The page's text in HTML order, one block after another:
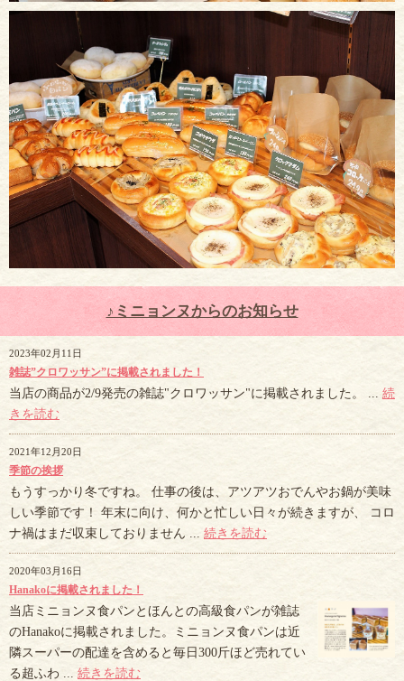
♪ミニョンヌからのお知らせ
2023年02月11日
雑誌”クロワッサン”に掲載されました！
当店の商品が2/9発売の雑誌"クロワッサン"に掲載されました。 ... 続
きを読む
2021年12月20日
季節の挨拶
もうすっかり冬ですね。 仕事の後は、アツアツおでんやお鍋が美味
しい季節です！ 年末に向け、何かと忙しい日々が続きますが、 コロ
ナ禍はまだ収束しておりません ... 続きを読む
2020年03月16日
Hanakoに掲載されました！
当店ミニョンヌ食パンとほんとの高級食パンが雑誌
のHanakoに掲載されました。ミニョンヌ食パンは近
隣スーパーの配達を含めると毎日300斤ほど売れてい
る超ふわ ... 続きを読む